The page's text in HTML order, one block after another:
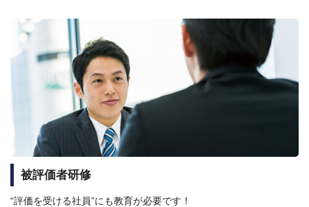
被評価者研修
“評価を受ける社員”にも教育が必要です！